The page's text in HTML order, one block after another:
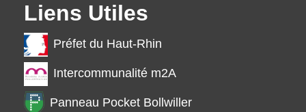
Liens Utiles
Préfet du Haut-Rhin
Intercommunalité m2A
Panneau Pocket Bollwiller